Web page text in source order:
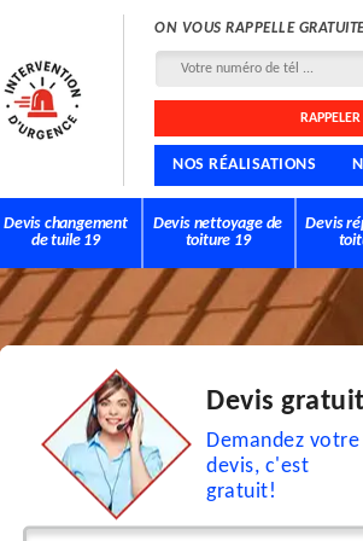
ON VOUS RAPPELLE
NOS RÉALISATIONS
Devis changement
de tuile 19
Devis nettoyage de
toiture 19
Devis
Devis gratuit
Demandez votre
devis, c'est
gratuit!